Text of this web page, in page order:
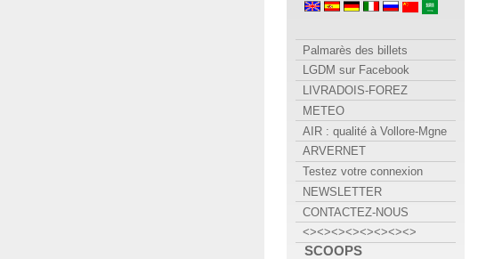
Palmarès des billets
LGDM sur Facebook
LIVRADOIS-FOREZ
METEO
AIR : qualité à Vollore-Mgne
ARVERNET
Testez votre connexion
NEWSLETTER
CONTACTEZ-NOUS
<><><><><><><><>
SCOOPS